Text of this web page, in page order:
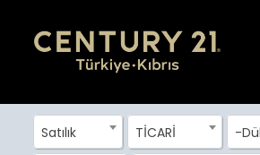
Satılık TİCARİ -